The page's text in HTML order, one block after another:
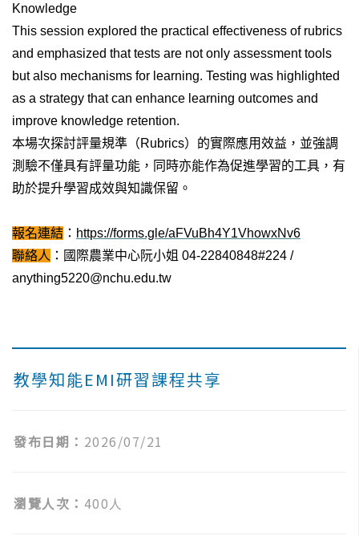
教學知能EMI研習課程共享
發布日期： 2026/07/21
瀏覽人次： 400人
Knowledge
This session explored the practical effectiveness of rubrics
and emphasized that tests are not only assessment tools
but also mechanisms for learning. Testing was highlighted
as a strategy that can enhance learning outcomes and
improve knowledge retention.
本場次探討評量規準（Rubrics）的實際應用效益，並強調
測驗不僅具有評量功能，同時亦能作為促進學習的工具，有
助於提升學習成效與知識保留。
報名連結 ： https://forms.gle/aFVuBh4Y1VhowxNv6
聯絡人 ：國際農業中心阮小姐 04-22840848#224 /
anything5220@nchu.edu.tw